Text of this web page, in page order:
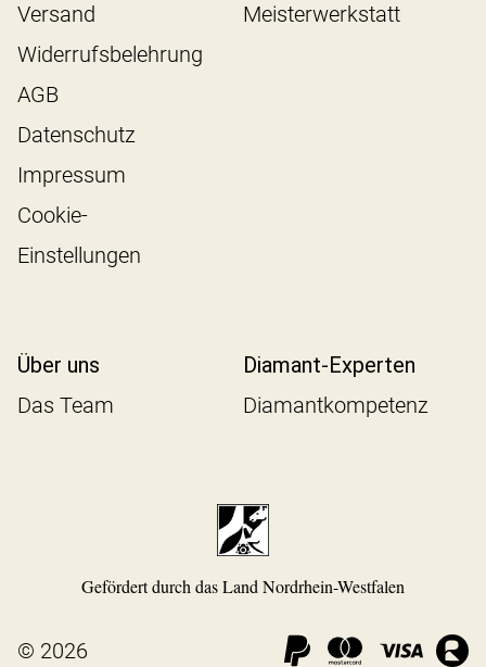
Versand
Widerrufsbelehrung
AGB
Datenschutz
Impressum
Cookie-
Einstellungen
Meisterwerkstatt
Über uns
Das Team
Diamant-Experten
Diamantkompetenz
Gefördert durch das Land Nordrhein-Westfalen
© 2026